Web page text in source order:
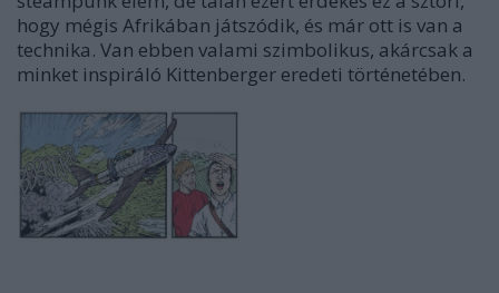
hogy mégis Afrikában játszódik, és már ott is van a
technika. Van ebben valami szimbolikus, akárcsak a
minket inspiráló Kittenberger eredeti történetében.